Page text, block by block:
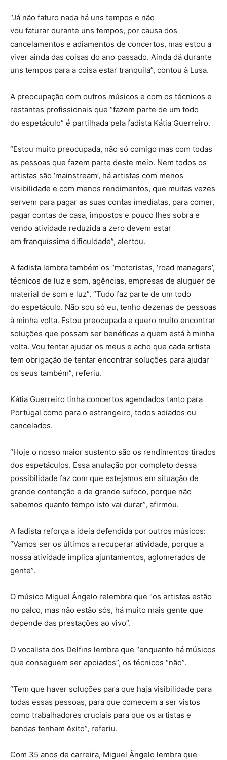
“Já não faturo nada há uns tempos e não
vou faturar durante uns tempos, por causa dos
cancelamentos e adiamentos de concertos, mas estou a
viver ainda das coisas do ano passado. Ainda dá durante
uns tempos para a coisa estar tranquila”, contou à Lusa.
A preocupação com outros músicos e com os técnicos e
restantes profissionais que “fazem parte de um todo
do espetáculo” é partilhada pela fadista Kátia Guerreiro.
“Estou muito preocupada, não só comigo mas com todas
as pessoas que fazem parte deste meio. Nem todos os
artistas são ‘mainstream’, há artistas com menos
visibilidade e com menos rendimentos, que muitas vezes
servem para pagar as suas contas imediatas, para comer,
pagar contas de casa, impostos e pouco lhes sobra e
vendo atividade reduzida a zero devem estar
em franquíssima dificuldade”, alertou.
A fadista lembra também os “motoristas, ‘road managers’,
técnicos de luz e som, agências, empresas de aluguer de
material de som e luz”. “Tudo faz parte de um todo
do espetáculo. Não sou só eu, tenho dezenas de pessoas
à minha volta. Estou preocupada e quero muito encontrar
soluções que possam ser benéficas a quem está à minha
volta. Vou tentar ajudar os meus e acho que cada artista
tem obrigação de tentar encontrar soluções para ajudar
os seus também”, referiu.
Kátia Guerreiro tinha concertos agendados tanto para
Portugal como para o estrangeiro, todos adiados ou
cancelados.
“Hoje o nosso maior sustento são os rendimentos tirados
dos espetáculos. Essa anulação por completo dessa
possibilidade faz com que estejamos em situação de
grande contenção e de grande sufoco, porque não
sabemos quanto tempo isto vai durar”, afirmou.
A fadista reforça a ideia defendida por outros músicos:
“Vamos ser os últimos a recuperar atividade, porque a
nossa atividade implica ajuntamentos, aglomerados de
gente”.
O músico Miguel Ângelo relembra que “os artistas estão
no palco, mas não estão sós, há muito mais gente que
depende das prestações ao vivo”.
O vocalista dos Delfins lembra que “enquanto há músicos
que conseguem ser apoiados”, os técnicos “não”.
“Tem que haver soluções para que haja visibilidade para
todas essas pessoas, para que comecem a ser vistos
como trabalhadores cruciais para que os artistas e
bandas tenham êxito”, referiu.
Com 35 anos de carreira, Miguel Ângelo lembra que